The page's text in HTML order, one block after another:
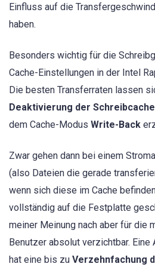
Einfluss auf die
haben.
Besonders wichtig für die
Cache-Einstellungen in der Intel
Die besten Transferraten lassen
Deaktivierung der
dem Cache-Modus Write-Back
Zwar gehen dann bei einem
(also Dateien die gerade
wenn sich diese im Cache
vollständig auf die Festplatte
meiner Meinung nach aber für die
Benutzer absolut verzichtbar. Eine
hat eine bis zu Verzehnfachung